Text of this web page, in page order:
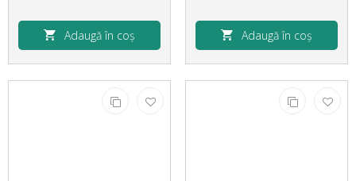
Adaugă în coș Adaugă în coș